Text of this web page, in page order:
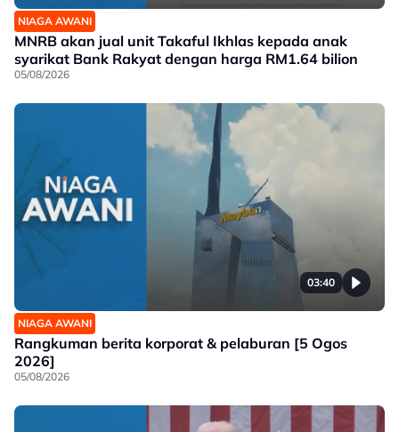
NIAGA AWANI
MNRB akan jual unit Takaful Ikhlas kepada anak
syarikat Bank Rakyat dengan harga RM1.64 bilion
05/08/2026
03:40
NIAGA AWANI
Rangkuman berita korporat & pelaburan [5 Ogos
2026]
05/08/2026